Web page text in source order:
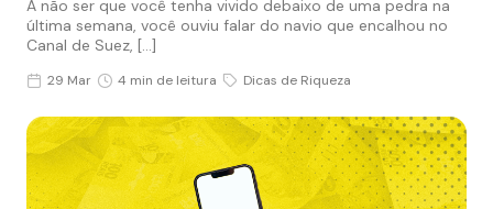
A não ser que você tenha vivido debaixo de uma pedra na
última semana, você ouviu falar do navio que encalhou no
Canal de Suez, […]
29 Mar 4 min de leitura Dicas de Riqueza